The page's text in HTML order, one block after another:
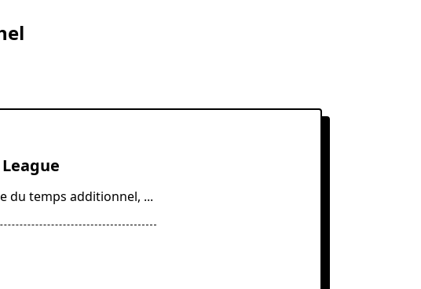
du temps additionnel, ...